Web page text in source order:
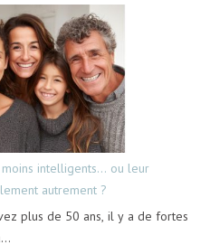
moins intelligents… ou leur
autrement ?
plus de 50 ans, il y a de fortes